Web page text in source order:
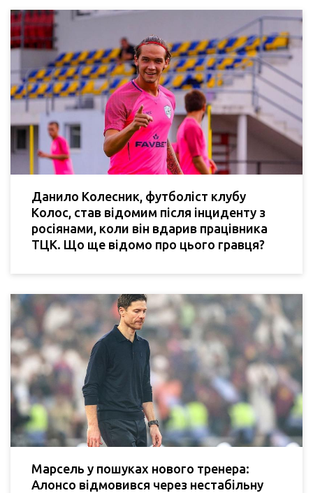
Данило Колесник, футболіст клубу
Колос, став відомим після інциденту з
росіянами, коли він вдарив працівника
ТЦК. Що ще відомо про цього гравця?
Марсель у пошуках нового тренера:
Алонсо відмовився через нестабільну